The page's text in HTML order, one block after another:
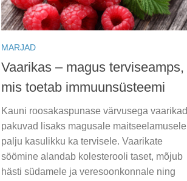
MARJAD
Vaarikas – magus terviseamps,
mis toetab immuunsüsteemi
Kauni roosakaspunase värvusega vaarikad
pakuvad lisaks magusale maitseelamusele
palju kasulikku ka tervisele. Vaarikate
söömine alandab kolesterooli taset, mõjub
hästi südamele ja veresoonkonnale ning